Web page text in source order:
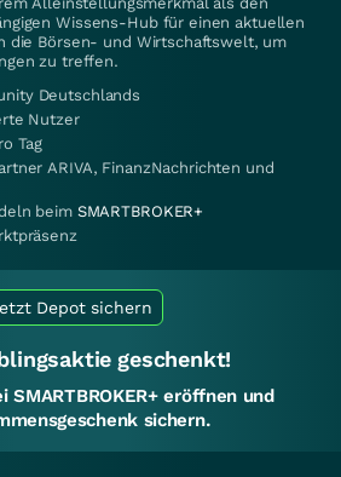
Wissens-Hub für einen aktuellen
die Börsen- und Wirtschaftswelt, um
zu treffen.
Deutschlands
Nutzer
Tag
ARIVA, FinanzNachrichten und
beim SMARTBROKER+
Depot sichern
geschenkt!
SMARTBROKER+ eröffnen und
sichern.